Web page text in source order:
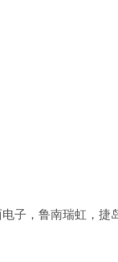
子，鲁南瑞虹，捷